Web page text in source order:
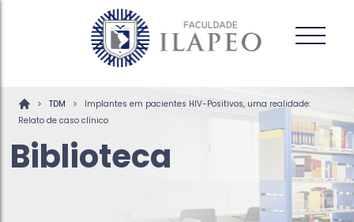
> TDM >
Implantes em pacientes HIV-Positivos, uma realidade:
Relato de caso clínico
Biblioteca